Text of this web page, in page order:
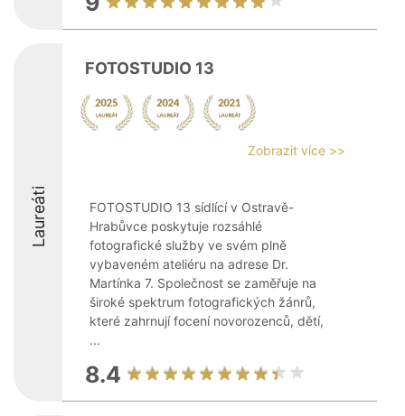
Laureáti
FOTOSTUDIO 13
Zobrazit více >>
FOTOSTUDIO 13 sídlící v Ostravě-
Hrabůvce poskytuje rozsáhlé
fotografické služby ve svém plně
vybaveném ateliéru na adrese Dr.
Martínka 7. Společnost se zaměřuje na
široké spektrum fotografických žánrů,
které zahrnují focení novorozenců, dětí,
...
8.4